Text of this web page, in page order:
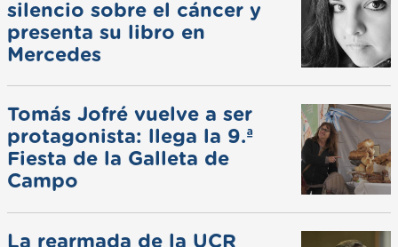
silencio sobre el cáncer y
presenta su libro en
Mercedes
Tomás Jofré vuelve a ser
protagonista: llega la 9.ª
Fiesta de la Galleta de
Campo
La rearmada de la UCR